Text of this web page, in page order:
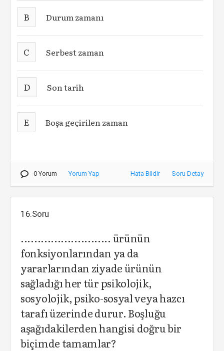
B Durum zamanı
C Serbest zaman
D Son tarih
E Boşa geçirilen zaman
0 Yorum Yorum Yap Hata Bildir Soru Detay
16.Soru
........................... ürünün
fonksiyonlarından ya da
yararlarından ziyade ürünün
sağladığı her tür psikolojik,
sosyolojik, psiko-sosyal veya hazcı
tarafı üzerinde durur. Boşluğu
aşağıdakilerden hangisi doğru bir
biçimde tamamlar?